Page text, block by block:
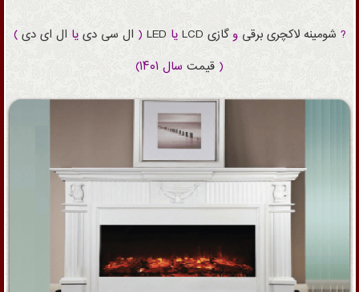
? شومینه لاکچری برقی وگازی LCD یا LED
( ال سی دی یا ال ای دی )
( قیمتسال ۱۴۰۱)